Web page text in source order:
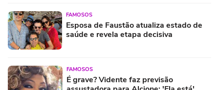
FAMOSOS
Esposa de Faustão atualiza estado de
saúde e revela etapa decisiva
FAMOSOS
É grave? Vidente faz previsão